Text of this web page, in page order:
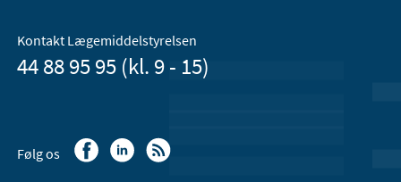
Kontakt Lægemiddelstyrelsen
44 88 95 95 (kl. 9 - 15)
Følg os